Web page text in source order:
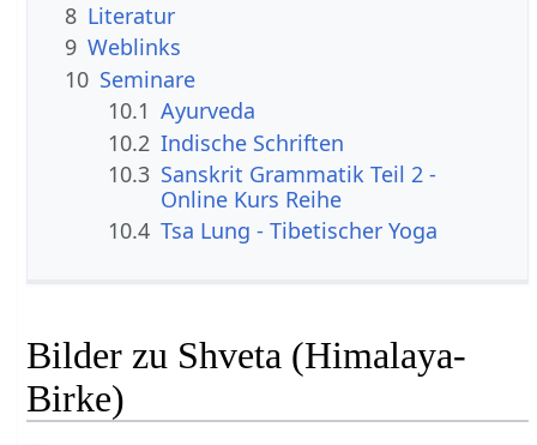
8 Literatur
9 Weblinks
10 Seminare
10.1 Ayurveda
10.2 Indische Schriften
10.3 Sanskrit Grammatik Teil 2 -
Online Kurs Reihe
10.4 Tsa Lung - Tibetischer Yoga
Bilder zu Shveta (Himalaya-
Birke)